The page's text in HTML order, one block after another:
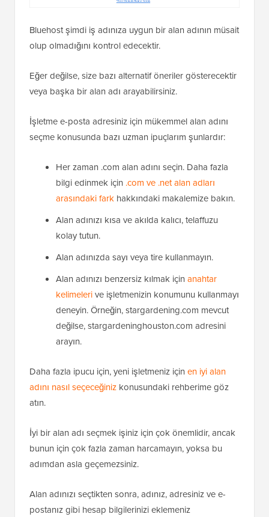
Bluehost şimdi iş adınıza uygun bir alan adının müsait
olup olmadığını kontrol edecektir.
Eğer değilse, size bazı alternatif öneriler gösterecektir
veya başka bir alan adı arayabilirsiniz.
İşletme e-posta adresiniz için mükemmel alan adını
seçme konusunda bazı uzman ipuçlarım şunlardır:
Her zaman .com alan adını seçin. Daha fazla
bilgi edinmek için .com ve .net alan adları
arasındaki fark hakkındaki makalemize bakın.
Alan adınızı kısa ve akılda kalıcı, telaffuzu
kolay tutun.
Alan adınızda sayı veya tire kullanmayın.
Alan adınızı benzersiz kılmak için anahtar
kelimelerive işletmenizin konumunu kullanmayı
deneyin. Örneğin, stargardening.com mevcut
değilse, stargardeninghouston.com adresini
arayın.
Daha fazla ipucu için, yeni işletmeniz için en iyi alan
adını nasıl seçeceğiniz konusundaki rehberime göz
atın.
İyi bir alan adı seçmek işiniz için çok önemlidir, ancak
bunun için çok fazla zaman harcamayın, yoksa bu
adımdan asla geçemezsiniz.
Alan adınızı seçtikten sonra, adınız, adresiniz ve e-
postanız gibi hesap bilgilerinizi eklemeniz